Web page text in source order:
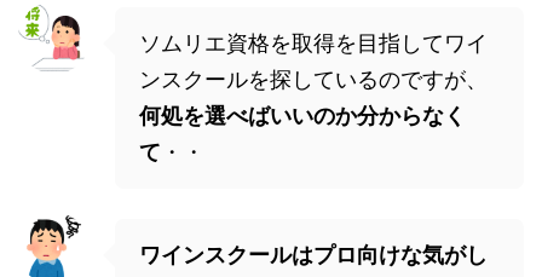
ソムリエ資格を取得を目指してワイ
ンスクールを探しているのですが、
何処を選べばいいのか分からなく
て ・・
ワインスクールはプロ向けな気がし